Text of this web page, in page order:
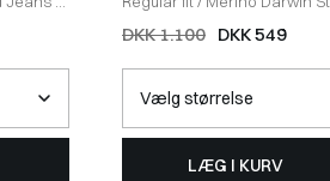
GRÅ
DKK 1.100 DKK 549
LÆG I KURV